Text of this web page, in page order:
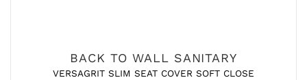
BACK TO WALL SANITARY
VERSAGRIT SLIM SEAT COVER SOFT CLOSE